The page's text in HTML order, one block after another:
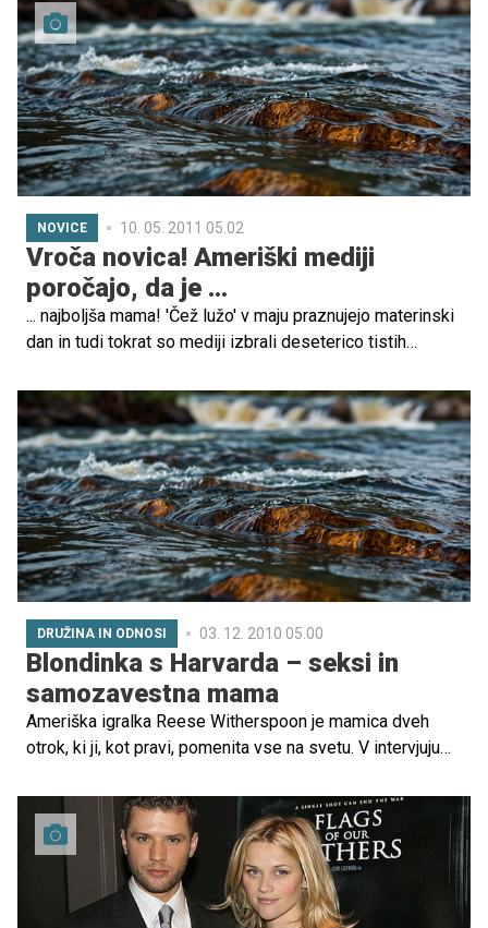
NOVICE 10. 05. 2011 05.02
Vroča novica! Ameriški mediji
poročajo, da je ...
... najboljša mama! 'Čež lužo' v maju praznujejo materinski
dan in tudi tokrat so mediji izbrali deseterico tistih
najbolje. Se strinjate, da so rezultati pričakovani? Oglejte
si jih v fotogaleriji.
DRUŽINA IN ODNOSI 03. 12. 2010 05.00
Blondinka s Harvarda – seksi in
samozavestna mama
Ameriška igralka Reese Witherspoon je mamica dveh
otrok, ki ji, kot pravi, pomenita vse na svetu. V intervjuju
sreči in seksualnosti.